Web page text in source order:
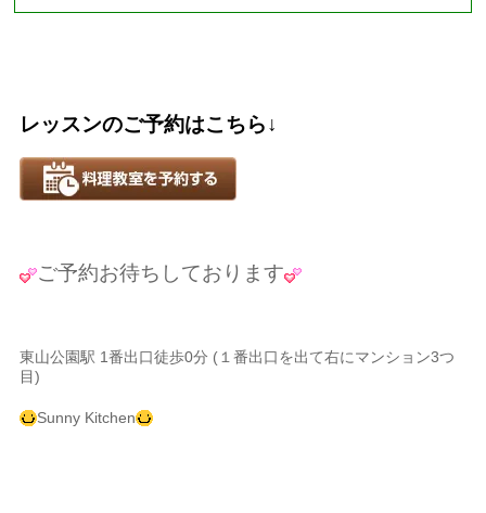
レッスンのご予約はこちら↓
ご予約お待ちしております
東山公園駅 1番出口徒歩0分 (１番出口を出て右にマンション3つ
目)
Sunny Kitchen